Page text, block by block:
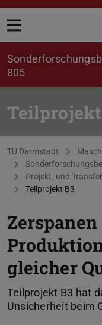
Menü öffnen
805
Teilprojekt
Sie befinden sich hier:
TU Darmstadt
Projekt- und
Teilprojekt B3
Zerspanen
gleicher
Teilprojekt B3 hat
Unsicherheit beim